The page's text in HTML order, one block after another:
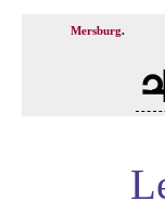
Mersburg.
♃